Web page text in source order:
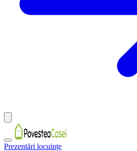
Prezentări locuințe